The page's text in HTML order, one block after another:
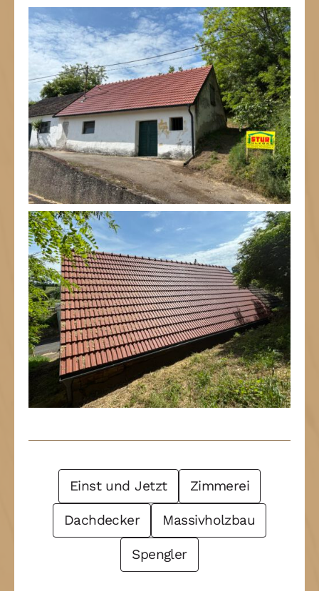
Post FilterEinst und Jetzt Zimmerei
Dachdecker Massivholzbau
Spengler